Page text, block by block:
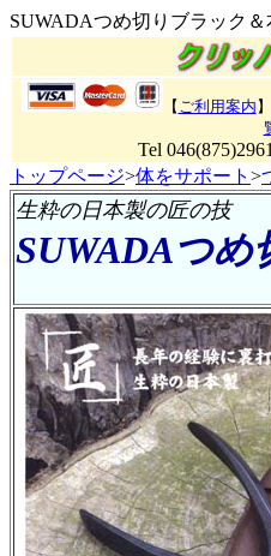
SUWADAつめ切りブラック
【 ご利用案内
Tel
トップページ>体をサポート >
生粋の日本製の匠の技
SUWADAつ